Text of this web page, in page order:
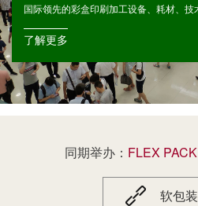
国际领先的彩盒印刷加工设备、耗材、技
务的商贸平台，汇聚国内外彩盒行业知名
创新产品。2027上海国际彩盒展览会将于
国内外逾60000名海内外专业观众到场。
国际彩盒展览会将与FLEX PACK EXPO上
了解更多
同期举办： FLEX
软包